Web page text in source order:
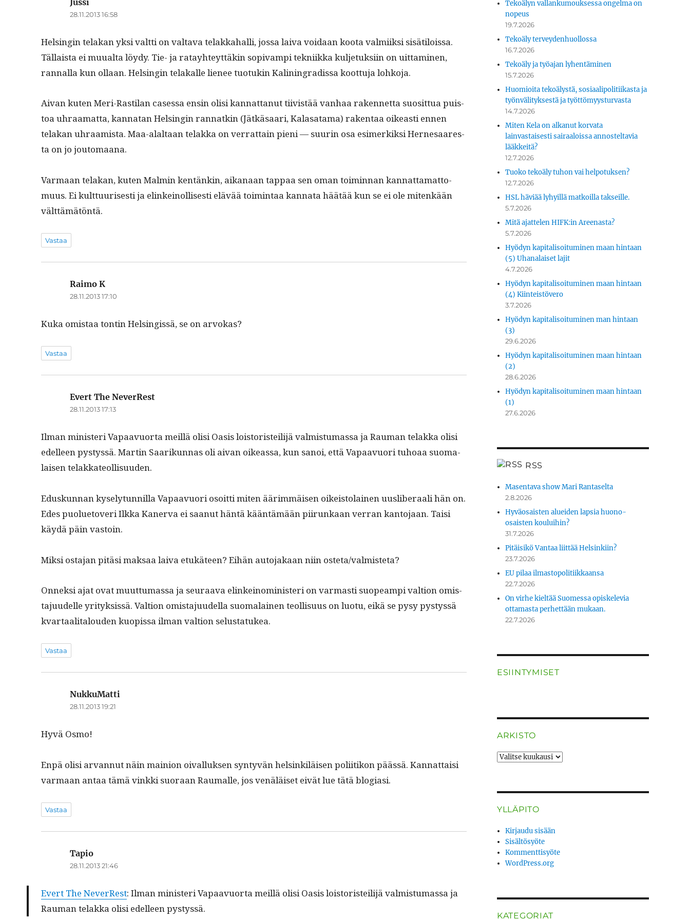
28.11.2013 16:58
Helsin­gin telakan yksi valt­ti on val­ta­va telakka­hal­li, jos­sa lai­va voidaan koo­ta valmi­ik­si sisätilois­sa.
Täl­laista ei muual­ta löy­dy. Tie- ja ratay­hteyt­täkin sopi­vampi tekni­ik­ka kul­je­tuk­si­in on uit­ta­mi­nen,
ran­nal­la kun ollaan. Helsin­gin telakalle lie­nee tuo­tukin Kalin­ingradis­sa koot­tu­ja lohkoja.
Aivan kuten Meri-Rasti­lan cases­sa ensin olisi kan­nat­tanut tiivistää van­haa raken­net­ta suosit­tua puis­
toa uhraa­mat­ta, kan­natan Helsin­gin ran­natkin (Jätkäsaari, Kalasa­ta­ma) rak­en­taa oikeasti ennen
telakan uhraamista. Maa-alal­taan telak­ka on ver­rat­tain pieni — suurin osa esimerkik­si Her­ne­saares­
ta on jo joutomaana.
Var­maan telakan, kuten Malmin ken­tänkin, aikanaan tap­paa sen oman toimin­nan kan­nat­ta­mat­to­
muus. Ei kult­tuuris­es­ti ja elinkeinol­lis­es­ti elävää toim­intaa kan­na­ta häätää kun se ei ole mitenkään
välttämätöntä.
Vastaa
Raimo K
28.11.2013 17:10
Kuka omis­taa ton­tin Helsingis­sä, se on arvokas?
Vastaa
Evert The NeverRest
28.11.2013 17:13
Ilman min­is­teri Vapaavuor­ta meil­lä olisi Oasis lois­toris­teil­i­jä valmis­tu­mas­sa ja Rau­man telak­ka olisi
edelleen pystyssä. Mar­tin Saarikun­nas oli aivan oike­as­sa, kun sanoi, että Vapaavuori tuhoaa suo­ma­
laisen telakkateollisuuden.
Eduskun­nan kyse­ly­tun­nil­la Vapaavuori osoit­ti miten äärim­mäisen oikeis­to­lainen uus­lib­er­aali hän on.
Edes puolue­toveri Ilk­ka Kan­er­va ei saanut hän­tä kään­tämään piirunk­aan ver­ran kan­to­jaan. Taisi
käy­dä päin vastoin.
Mik­si osta­jan pitäsi mak­saa lai­va etukä­teen? Eihän auto­jakaan niin osteta/valmisteta?
Onnek­si ajat ovat muut­tumas­sa ja seu­raa­va elinkeino­min­is­teri on var­masti suo­peampi val­tion omis­
ta­ju­udelle yri­tyk­sis­sä. Val­tion omis­ta­ju­udel­la suo­ma­lainen teol­lisu­us on luo­tu, eikä se pysy pystyssä
kvar­taal­i­talouden kuopis­sa ilman val­tion selustatukea.
Vastaa
NukkuMatti
28.11.2013 19:21
Hyvä Osmo!
Enpä olisi arvan­nut näin main­ion oival­luk­sen syn­tyvän helsinkiläisen poli­itikon päässä. Kan­nat­taisi
var­maan antaa tämä vink­ki suo­raan Rau­malle, jos venäläiset eivät lue tätä blogiasi.
Vastaa
Tapio
28.11.2013 21:46
Evert The Nev­er­Rest: Ilman min­is­teri Vapaavuor­ta meil­lä olisi Oasis lois­toris­teil­i­jä valmis­tu­mas­sa ja
Rau­man telak­ka olisi edelleen pystyssä.
Tekoälyn vallankumouksessa ongelma on
nopeus
19.7.2026
Tekoäly terveydenhuollossa
16.7.2026
Tekoäly ja työajan lyhentäminen
15.7.2026
Huomioita tekoälystä, sosiaalipolitiikasta ja
työnvälityksestä ja työttömyysturvasta
14.7.2026
Miten Kela on alkanut korvata
lainvastaisesti sairaaloissa annosteltavia
lääkkeitä?
12.7.2026
Tuoko tekoäly tuhon vai helpotuksen?
12.7.2026
HSL häviää lyhyillä matkoilla takseille.
5.7.2026
Mitä ajattelen HIFK:in Areenasta?
5.7.2026
Hyödyn kapitalisoituminen maan hintaan
(5) Uhanalaiset lajit
4.7.2026
Hyödyn kapitalisoituminen maan hintaan
(4) Kiinteistövero
3.7.2026
Hyödyn kapitalisoituminen man hintaan
(3)
29.6.2026
Hyödyn kapitalisoituminen maan hintaan
(2)
28.6.2026
Hyödyn kapitalisoituminen maan hintaan
(1)
27.6.2026
RSS
Masentava show Mari Rantaselta
2.8.2026
Hyväosaisten alueiden lapsia huono-
osaisten kouluihin?
31.7.2026
Pitäisikö Vantaa liittää Helsinkiin?
23.7.2026
EU pilaa ilmastopolitiikkaansa
22.7.2026
On virhe kieltää Suomessa opiskelevia
ottamasta perhettään mukaan.
22.7.2026
ESIINTYMISET
ARKISTO
ARKISTO
YLLÄPITO
Kirjaudu sisään
Sisältösyöte
Kommenttisyöte
WordPress.org
KATEGORIAT